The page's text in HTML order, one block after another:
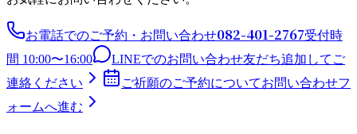
お電話でのご予約・お問い合わせ082-401-2767受付時
間 10:00〜16:00
LINEでのお問い合わせ友だち追加してご
連絡ください
ご祈願のご予約についてお問い合わせフ
ォームへ進む